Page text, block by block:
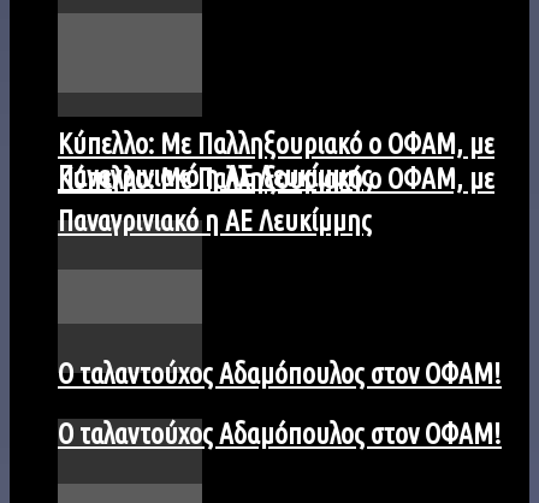
Kύπελλο: Με Παλληξουριακό ο ΟΦΑΜ, με
Παναγρινιακό η ΑΕ Λευκίμμης
Ο ταλαντούχος Αδαμόπουλος στον ΟΦΑΜ!
Kύπελλο: Με Παλληξουριακό ο ΟΦΑΜ, με
Παναγρινιακό η ΑΕ Λευκίμμης
Ο ταλαντούχος Αδαμόπουλος στον ΟΦΑΜ!